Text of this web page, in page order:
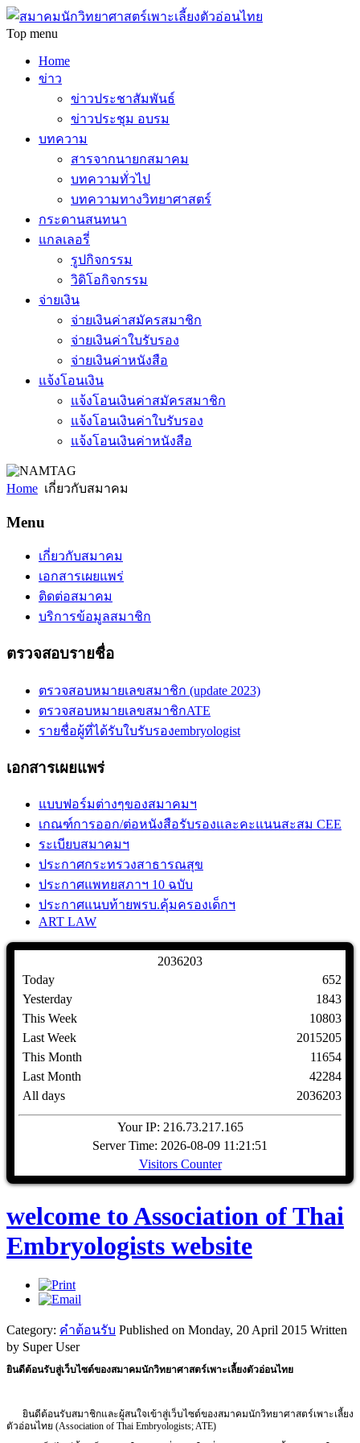
Top menu
Home
ข่าว
ข่าวประชาสัมพันธ์
ข่าวประชุม อบรม
บทความ
สารจากนายกสมาคม
บทความทั่วไป
บทความทางวิทยาศาสตร์
กระดานสนทนา
แกลเลอรี่
รูปกิจกรรม
วิดิโอกิจกรรม
จ่ายเงิน
จ่ายเงินค่าสมัครสมาชิก
จ่ายเงินค่าใบรับรอง
จ่ายเงินค่าหนังสือ
แจ้งโอนเงิน
แจ้งโอนเงินค่าสมัครสมาชิก
แจ้งโอนเงินค่าใบรับรอง
แจ้งโอนเงินค่าหนังสือ
Home เกี่ยวกับสมาคม
Menu
เกี่ยวกับสมาคม
เอกสารเผยแพร่
ติดต่อสมาคม
บริการข้อมูลสมาชิก
ตรวจสอบรายชื่อ
ตรวจสอบหมายเลขสมาชิก (update 2023)
ตรวจสอบหมายเลขสมาชิกATE
รายชื่อผู้ที่ได้รับใบรับรองembryologist
เอกสารเผยแพร่
แบบฟอร์มต่างๆของสมาคมฯ
เกณฑ์การออก/ต่อหนังสือรับรองและคะแนนสะสม CEE
ระเบียบสมาคมฯ
ประกาศกระทรวงสาธารณสุข
ประกาศแพทยสภาฯ 10 ฉบับ
ประกาศแนบท้ายพรบ.คุ้มครองเด็กฯ
ART LAW
2036203
Today
Yesterday
This Week
Last Week
This Month
Last Month
All days
652
1843
10803
2015205
11654
42284
2036203
Your IP: 216.73.217.165
Server Time: 2026-08-09 11:21:51
Visitors Counter
welcome to Association of Thai
Embryologists website
Category: คำต้อนรับ Published on Monday, 20 April 2015 Written
by Super User
ยินดีต้อนรับสู่เว็บไซต์ของสมาคมนักวิทยาศาสตร์เพาะเลี้ยงตัวอ่อนไทย
ยินดีต้อนรับสมาชิกและผู้สนใจเข้าสู่เว็บไซต์ของสมาคมนักวิทยาศาสตร์เพาะเลี้ยง
ตัวอ่อนไทย (Association of Thai Embryologists; ATE)